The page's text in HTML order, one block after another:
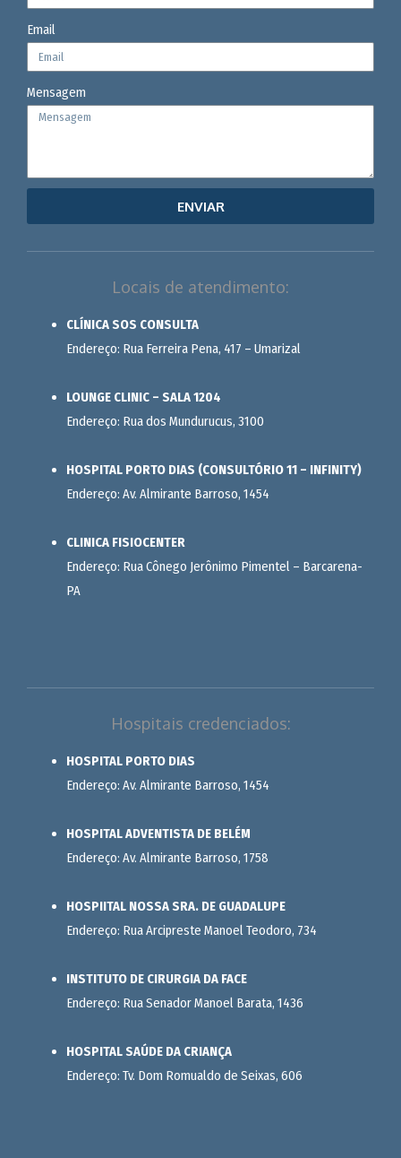
Email
Mensagem
ENVIAR
Locais de atendimento:
CLÍNICA SOS CONSULTA
Endereço: Rua Ferreira Pena, 417 – Umarizal
LOUNGE CLINIC – SALA 1204
Endereço: Rua dos Mundurucus, 3100
HOSPITAL PORTO DIAS (CONSULTÓRIO 11 – INFINITY)
Endereço: Av. Almirante Barroso, 1454
CLINICA FISIOCENTER
Endereço: Rua Cônego Jerônimo Pimentel – Barcarena-
PA
Hospitais credenciados:
HOSPITAL PORTO DIAS
Endereço: Av. Almirante Barroso, 1454
HOSPITAL ADVENTISTA DE BELÉM
Endereço: Av. Almirante Barroso, 1758
HOSPIITAL NOSSA SRA. DE GUADALUPE
Endereço: Rua Arcipreste Manoel Teodoro, 734
INSTITUTO DE CIRURGIA DA FACE
Endereço: Rua Senador Manoel Barata, 1436
HOSPITAL SAÚDE DA CRIANÇA
Endereço: Tv. Dom Romualdo de Seixas, 606